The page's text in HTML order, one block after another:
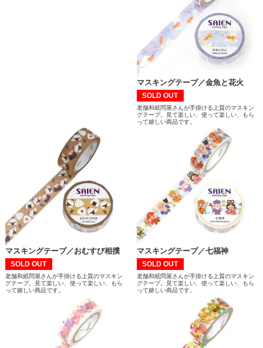
マスキングテープ／金魚と花火
SOLD OUT
老舗和紙問屋さんが手掛ける上質のマスキン
グテープ。見て楽しい、使って楽しい、もら
って嬉しい商品です。
マスキングテープ／おむすび相撲
SOLD OUT
老舗和紙問屋さんが手掛ける上質のマスキン
グテープ。見て楽しい、使って楽しい、もら
って嬉しい商品です。
マスキングテープ／七福神
SOLD OUT
老舗和紙問屋さんが手掛ける上質のマスキン
グテープ。見て楽しい、使って楽しい、もら
って嬉しい商品です。